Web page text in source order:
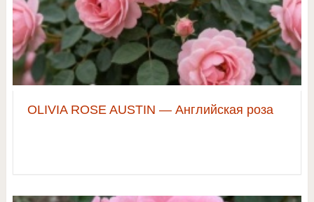
OLIVIA ROSE AUSTIN — Английская роза